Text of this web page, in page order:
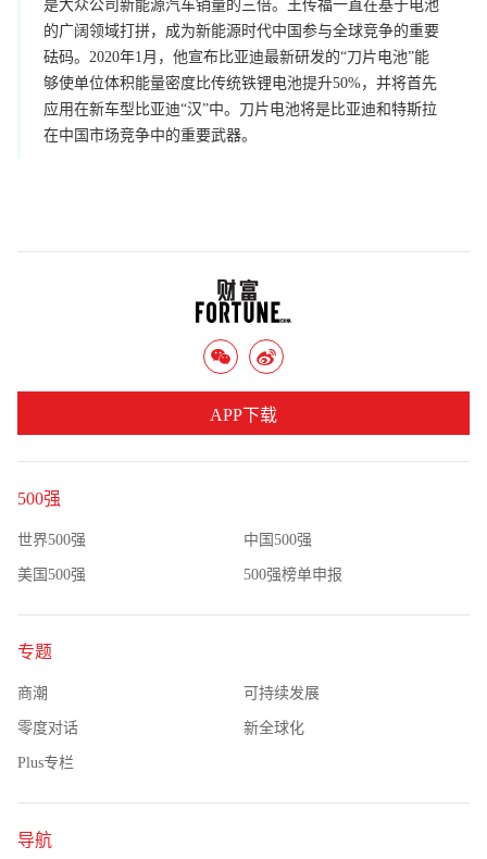
是大众公司新能源汽车销量的三倍。王传福一直在基于电池
的广阔领域打拼，成为新能源时代中国参与全球竞争的重要
砝码。2020年1月，他宣布比亚迪最新研发的“刀片电池”能
够使单位体积能量密度比传统铁锂电池提升50%，并将首先
应用在新车型比亚迪“汉”中。刀片电池将是比亚迪和特斯拉
在中国市场竞争中的重要武器。
500强
世界500强 中国500强
美国500强 500强榜单申报
专题
商潮 可持续发展
零度对话 新全球化
Plus专栏
导航
APP下载